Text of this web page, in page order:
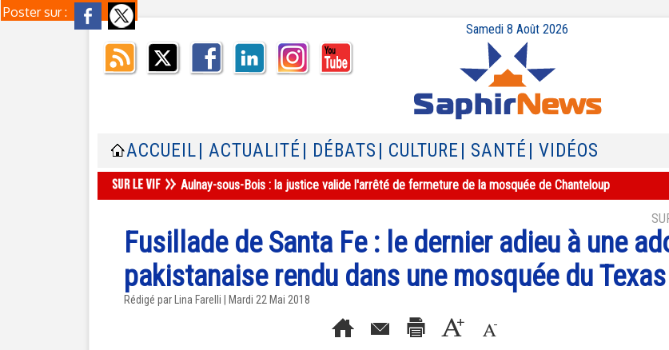
Poster sur :
Samedi 8 Août 2026
ACCUEIL | ACTUALITÉ | DÉBATS | CULTURE | SANTÉ | VIDÉOS
Aulnay-sous-Bois : la justice valide l'arrêté de fermeture de la mosquée de Chanteloup
Fusillade de Santa Fe : le dernier adieu à une
pakistanaise rendu dans une mosquée du Texas
Rédigé par Lina Farelli | Mardi 22 Mai 2018